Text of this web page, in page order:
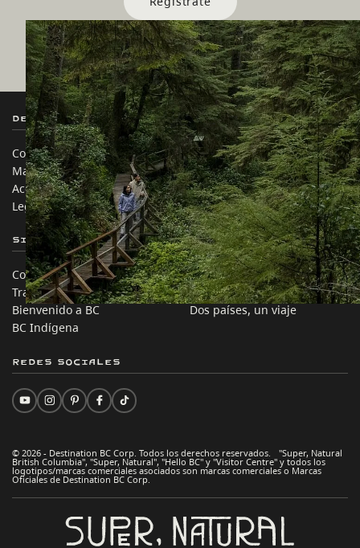
Destination BC
Contáctanos
Mapa del sitio
Acerca de
Legal y Políticas
Nuestros Sitios
Industria de Viajes
Medios
Corporativo
简体中文 – China
Sitios de Socios
Comercio e Inversión BC
Trabaja en BC
Bienvenido a BC
BC Indígena
En este sitio
Ideas de viaje
Consejos Prácticos
Dos países, un viaje
© 2026 - Destination BC Corp. Todos los derechos reservados. "Super, Natural
British Columbia", "Super, Natural", "Hello BC" y "Visitor Centre" y todos los
logotipos/marcas comerciales asociados son marcas comerciales o Marcas
Oficiales de Destination BC Corp.
Redes sociales